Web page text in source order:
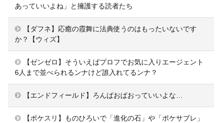
あっていいよね」と擁護する読者たち
【ダフネ】応癒の霞舞に法典使うのはもったいないです
か？【ウィズ】
【ゼンゼロ】そういえばプロフでお気に入りエージェント
6人まで並べられるンナけど誰入れてるンナ？
【エンドフィールド】ろんぱおぱおっていいよな…
【ポケスリ】ものひろいで「進化の石」や「ポケサブレ」